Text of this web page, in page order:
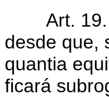
Art. 19.
desde que,
quantia
ficará